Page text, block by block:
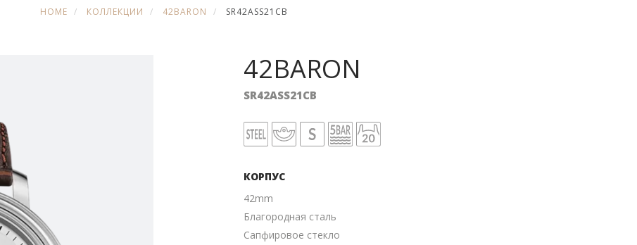
HOME КОЛЛЕКЦИИ 42BARON SR42ASS21CB
42BARON
SR42ASS21CB
КОРПУС
42mm
Благородная сталь
Сапфировое стекло